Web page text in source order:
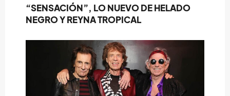
“SENSACIÓN”, LO NUEVO DE HELADO
NEGRO Y REYNA TROPICAL